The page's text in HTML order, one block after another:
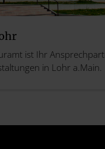
ist Ihr
in Lohr a.Main.